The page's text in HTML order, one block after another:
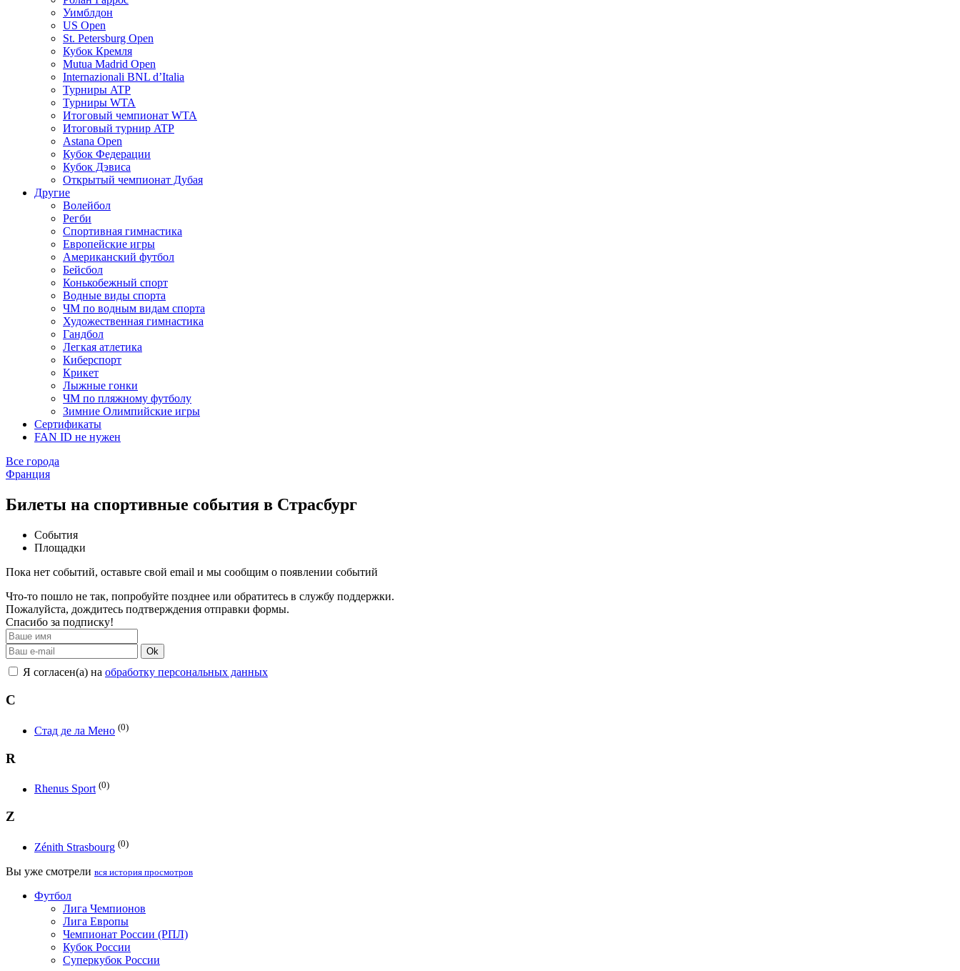
Уимблдон
US Open
St. Petersburg Open
Кубок Кремля
Mutua Madrid Open
Internazionali BNL d’Italia
Турниры ATP
Турниры WTA
Итоговый чемпионат WTA
Итоговый турнир ATP
Astana Open
Кубок Федерации
Кубок Дэвиса
Открытый чемпионат Дубая
Другие
Волейбол
Регби
Спортивная гимнастика
Европейские игры
Американский футбол
Бейсбол
Конькобежный спорт
Водные виды спорта
ЧМ по водным видам спорта
Художественная гимнастика
Гандбол
Легкая атлетика
Киберспорт
Крикет
Лыжные гонки
ЧМ по пляжному футболу
Зимние Олимпийские игры
Сертификаты
FAN ID не нужен
Все города
Франция
Билеты на спортивные события в Страсбург
События
Площадки
Пока нет событий, оставьте свой email и мы сообщим о появлении событий
Что-то пошло не так, попробуйте позднее или обратитесь в службу поддержки.
Пожалуйста, дождитесь подтверждения отправки формы.
Спасибо за подписку!
Ok
Я согласен(а) на обработку персональных данных
С
Стад де ла Мено (0)
R
Rhenus Sport (0)
Z
Zénith Strasbourg (0)
Вы уже смотрели вся история просмотров
Футбол
Лига Чемпионов
Лига Европы
Чемпионат России (РПЛ)
Кубок России
Суперкубок России